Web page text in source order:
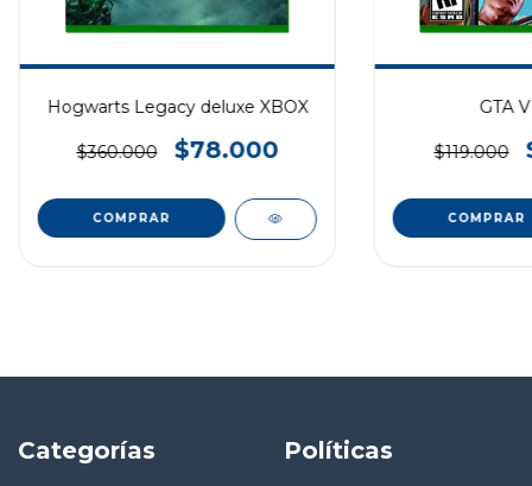
Hogwarts Legacy deluxe XBOX
$360.000 $78.000
GTA
$119.000
Categorías Políticas